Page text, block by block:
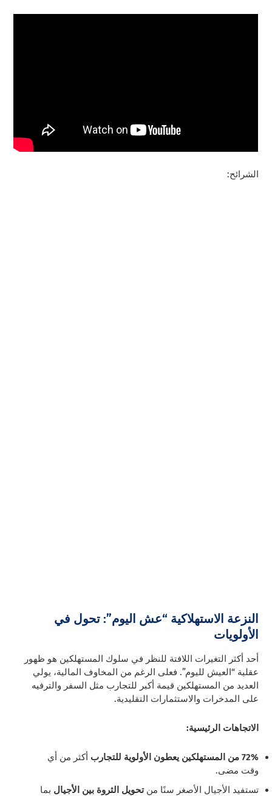
الشرائح:
النزعة الاستهلاكية “عش اليوم”: تحول في
الأولويات
أحد أكثر التغيرات اللافتة للنظر في سلوك المستهلكين هو ظهور
عقلية “العيش لليوم”. فعلى الرغم من المخاوف المالية، يولي
العديد من المستهلكين قيمة أكبر للتجارب مثل السفر والترفيه
على المدخرات والاستثمارات التقليدية.
الاتجاهات الرئيسية:
72% من المستهلكين يعطون الأولوية للتجارب
أكثر من أي
وقت مضى.
تستفيد الأجيال الأصغر سنًا منتحويل الثروة بين الأجيال بما